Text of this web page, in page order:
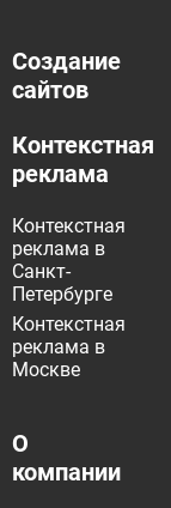
Создание
сайтов
Контекстная
реклама
Контекстная
реклама в
Санкт-
Петербурге
Контекстная
реклама в
Москве
О
компании